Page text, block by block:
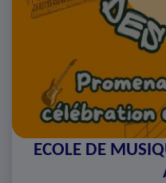
ECOLE DE